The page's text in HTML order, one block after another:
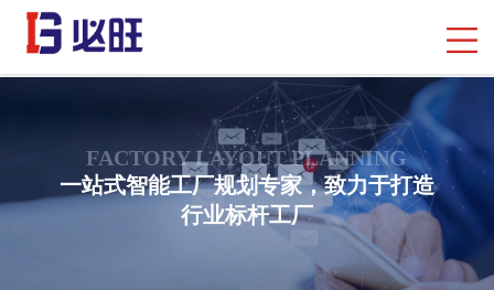
FACTORY LAYOUT PLANNING
一站式智能工厂规划专家，致力于打造
行业标杆工厂